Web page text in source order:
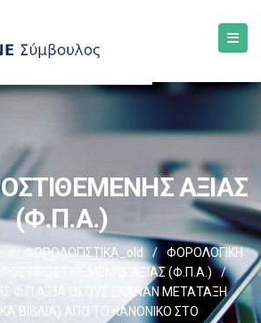
ΑΞΙΑΣ
(Φ.Π.Α.)
/ ΦΟΡΟΛΟΓΙΣΤΙΚΑ_old /
ΦΟΡΟΛΟΓΙΚΗ
ΠΡΟΣΤΙΘΕΜΕΝΗΣ ΑΞΙΑΣ (Φ.Π.Α.)
/
Φ.Π.Α.ΓΙΑ ΟΣΟΥΣ ΕΚΑΝΑΝ ΜΕΤΑΤΑΞΗ
ΒΙΒΛΙΑ) ΑΠΟ ΤΟ ΚΑΝΟΝΙΚΟ ΣΤΟ